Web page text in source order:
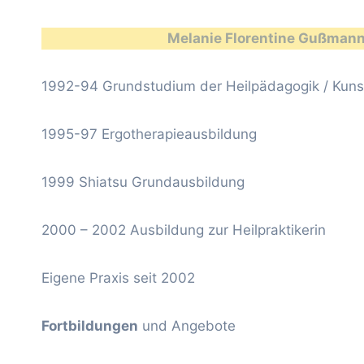
Melanie Florentine Gußmann
1992-94 Grundstudium der Heilpädagogik /
1995-97 Ergotherapieausbildung
1999 Shiatsu Grundausbildung
2000 – 2002 Ausbildung zur Heilpraktikerin
Eigene Praxis seit 2002
Fortbildungen und Angebote